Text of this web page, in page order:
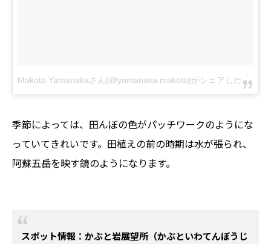
Makoto Yamanakaさん(@yamanaka.makoto)がシェアした投稿
季節によっては、田んぼの色がパッチワークのようにな
っていてきれいです。田植えの前の時期は水が張られ、
阿蘇五岳を映す鏡のようになります。
スポット情報：かぶと岩展望所（かぶといわてんぼうじ